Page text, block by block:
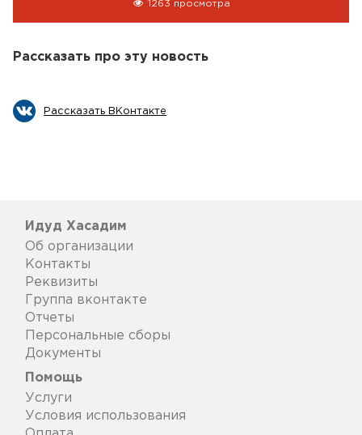
1263 просмотра
Рассказать про эту новость
Рассказать ВКонтакте
Идуд Хасадим
Об организации
Контакты
Реквизиты
Группа вконтакте
Отчеты
Персональные сборы
Документы
Помощь
Услуги
Условия использования